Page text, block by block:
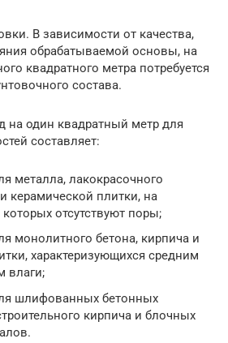
В зависимости от качества,
обрабатываемой основы, на
квадратного метра потребуется
состава.
на один квадратный метр для
составляет:
металла, лакокрасочного
керамической плитки, на
отсутствуют поры;
монолитного бетона, кирпича и
характеризующихся средним
влаги;
шлифованных бетонных
кирпича и блочных